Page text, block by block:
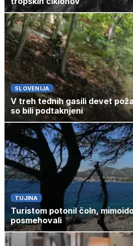
SLOVENIJA
V treh tednih gasili devet
so bili podtaknjeni
TUJINA
Turistom potonil čoln,
posmehovali